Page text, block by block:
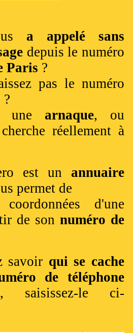
a appelé sans
depuis le numéro
Paris ?
pas le numéro
une arnaque, ou
réellement à
est un annuaire
permet de
d'une
de son numéro de
savoir qui se cache
de téléphone
, saisissez-le ci-